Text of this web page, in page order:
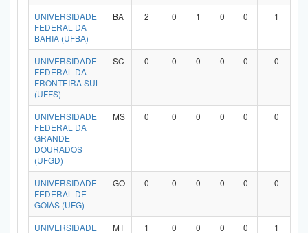
UNIVERSIDADE
FEDERAL DA
BAHIA (UFBA)
BA 2 0 1 0 0 1
UNIVERSIDADE
FEDERAL DA
FRONTEIRA SUL
(UFFS)
SC 0 0 0 0 0 0
UNIVERSIDADE
FEDERAL DA
GRANDE
DOURADOS
(UFGD)
MS 0 0 0 0 0 0
UNIVERSIDADE
FEDERAL DE
GOIÁS (UFG)
GO 0 0 0 0 0 0
UNIVERSIDADE
MT 1 0 0 0 0 1